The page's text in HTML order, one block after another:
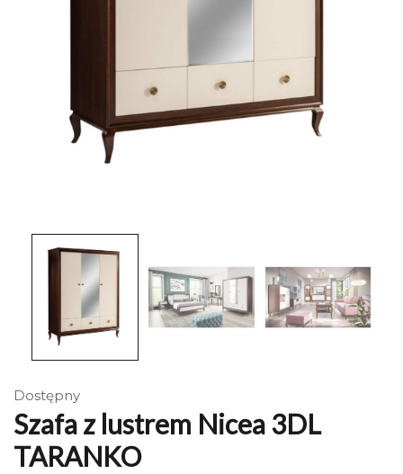
Dostępny
Szafa z lustrem Nicea 3DL
TARANKO